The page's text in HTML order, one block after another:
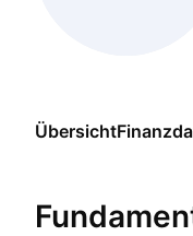
Übersicht